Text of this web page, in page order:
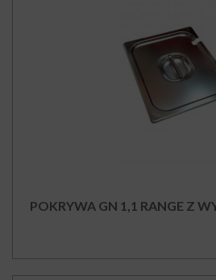
POKRYWA GN 1,1 RANGE Z